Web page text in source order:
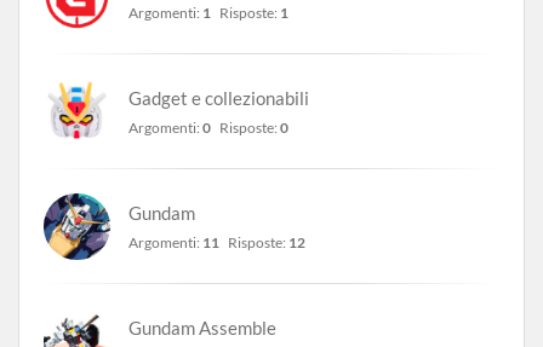
Argomenti: 1 Risposte: 1
Gadget e collezionabili
Argomenti: 0 Risposte: 0
Gundam
Argomenti: 11 Risposte: 12
Gundam Assemble